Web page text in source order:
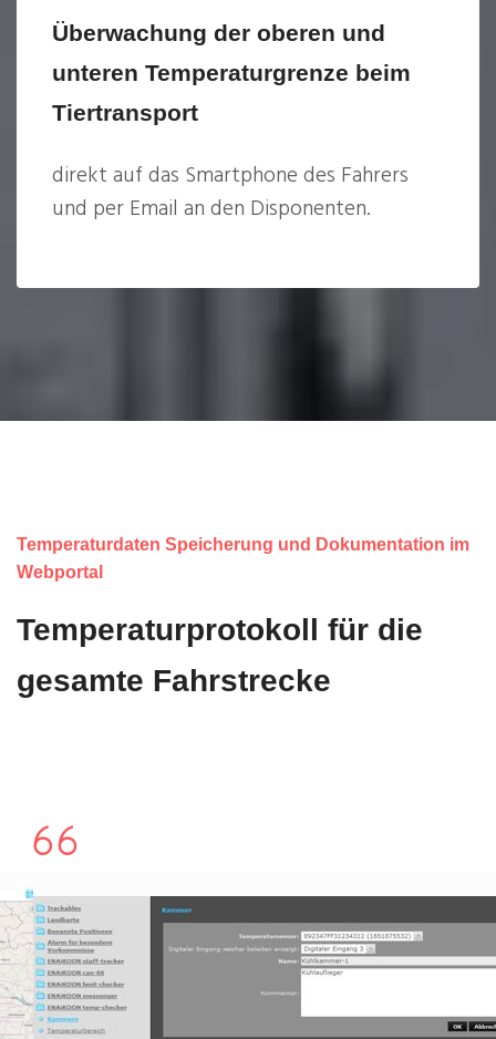
Überwachung der oberen und
unteren Temperaturgrenze beim
Tiertransport
direkt auf das Smartphone des Fahrers
und per Email an den Disponenten.
Temperaturdaten Speicherung und Dokumentation im
Webportal
Temperaturprotokoll für die
gesamte Fahrstrecke